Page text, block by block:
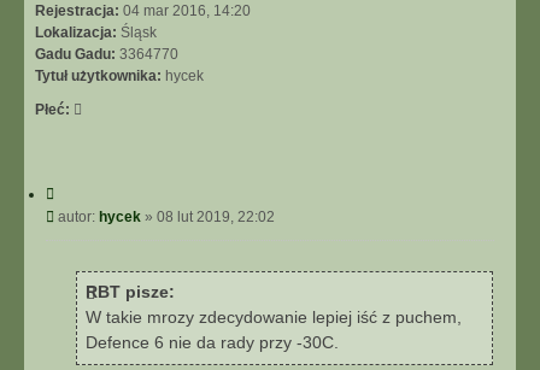
Rejestracja: 04 mar 2016, 14:20
Lokalizacja: Śląsk
Gadu Gadu: 3364770
Tytuł użytkownika: hycek
Płeć:
yPautor: hycek » 08 lut 2019, 22:02
RBT pisze:
W takie mrozy zdecydowanie lepiej iść z puchem,
Defence 6 nie da rady przy -30C.